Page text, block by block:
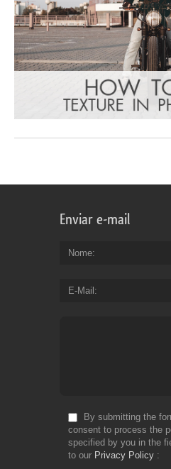
Enviar e-mail
Nome
E-Mail
By submitting the
consent to process the
specified by you in the
to our Privacy Policy